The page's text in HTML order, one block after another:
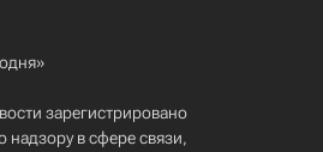
зарегистрировано
надзору в сфере связи,